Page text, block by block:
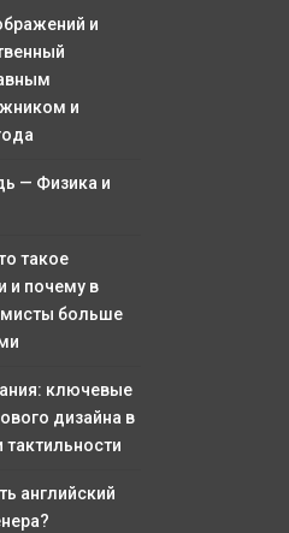
и
и
— Физика и
такое
и почему в
больше
ключевые
дизайна в
тактильности
английский